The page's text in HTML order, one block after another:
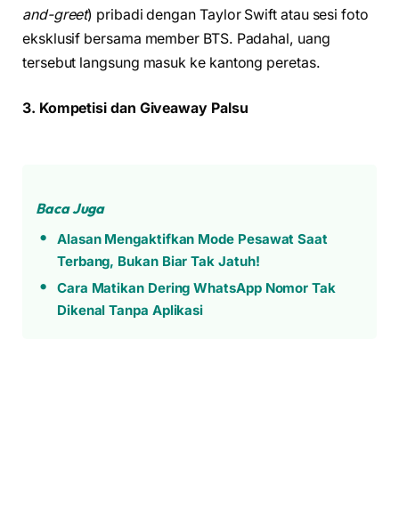
and-greet) pribadi dengan Taylor Swift atau sesi foto
eksklusif bersama member BTS. Padahal, uang
tersebut langsung masuk ke kantong peretas.
3. Kompetisi dan Giveaway Palsu
Baca Juga
Alasan Mengaktifkan Mode Pesawat Saat
Terbang, Bukan Biar Tak Jatuh!
Cara Matikan Dering WhatsApp Nomor Tak
Dikenal Tanpa Aplikasi